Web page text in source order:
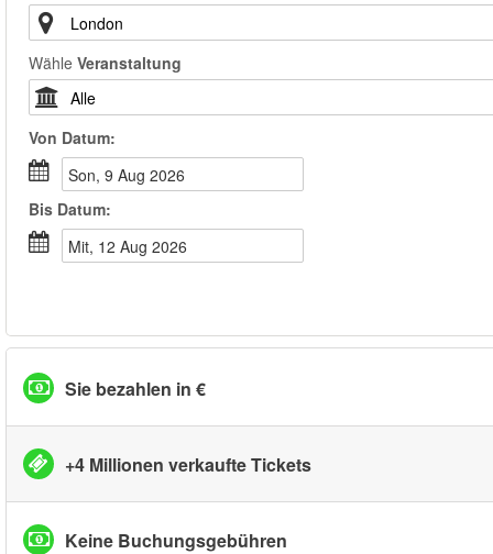
Wähle Veranstaltung
Von Datum:
Son, 9 Aug 2026
Bis Datum:
Mit, 12 Aug 2026
Sie bezahlen in €
+4 Millionen verkaufte Tickets
Keine Buchungsgebühren